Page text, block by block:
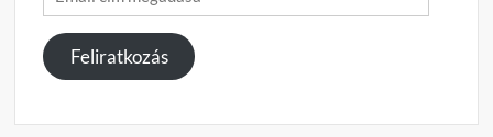
cím
megadása
Feliratkozás